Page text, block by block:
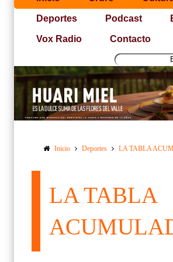
Deportes Podcast
Vox Radio Contacto
Inicio Deportes LA TABLA
LA TABLA